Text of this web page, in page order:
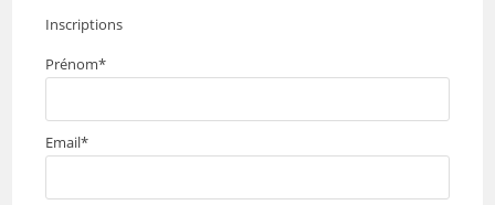
Inscriptions
Prénom*
Email*